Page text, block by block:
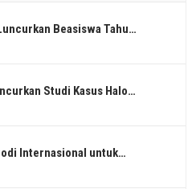
Beasiswa Tahu…
Studi Kasus Halo…
Internasional untuk…